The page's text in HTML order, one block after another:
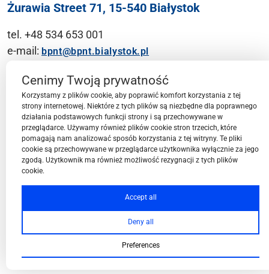
Żurawia Street 71, 15-540 Białystok
tel. +48 534 653 001
e-mail: bpnt@bpnt.bialystok.pl
Contact
BPN-T Area
BPN-T Offer
Cenimy Twoją prywatność
Korzystamy z plików cookie, aby poprawić komfort korzystania z tej
strony internetowej. Niektóre z tych plików są niezbędne dla poprawnego
działania podstawowych funkcji strony i są przechowywane w
przeglądarce. Używamy również plików cookie stron trzecich, które
pomagają nam analizować sposób korzystania z tej witryny. Te pliki
cookie są przechowywane w przeglądarce użytkownika wyłącznie za jego
zgodą. Użytkownik ma również możliwość rezygnacji z tych plików
cookie.
Accept all
Deny all
Preferences